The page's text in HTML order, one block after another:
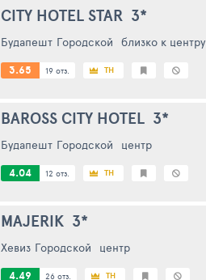
CITY HOTEL STAR 3*
Будапешт Городской близко к центру
3.65
19 отз. TH
BAROSS CITY HOTEL 3*
Будапешт Городской
центр
4.04
12 отз. TH
MAJERIK 3*
Хевиз Городской
центр
4.49
26 отз. TH